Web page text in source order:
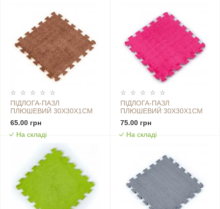
ПІДЛОГА-ПАЗЛ
ПЛЮШЕВИЙ 30Х30Х1СМ
КОРИЧНЕВИЙ (D) SW-
00002082
65.00 грн
На складі
ПІДЛОГА-ПАЗЛ
ПЛЮШЕВИЙ 30Х30Х1СМ
РОЖЕВИЙ (D) SW-
00002092
75.00 грн
На складі